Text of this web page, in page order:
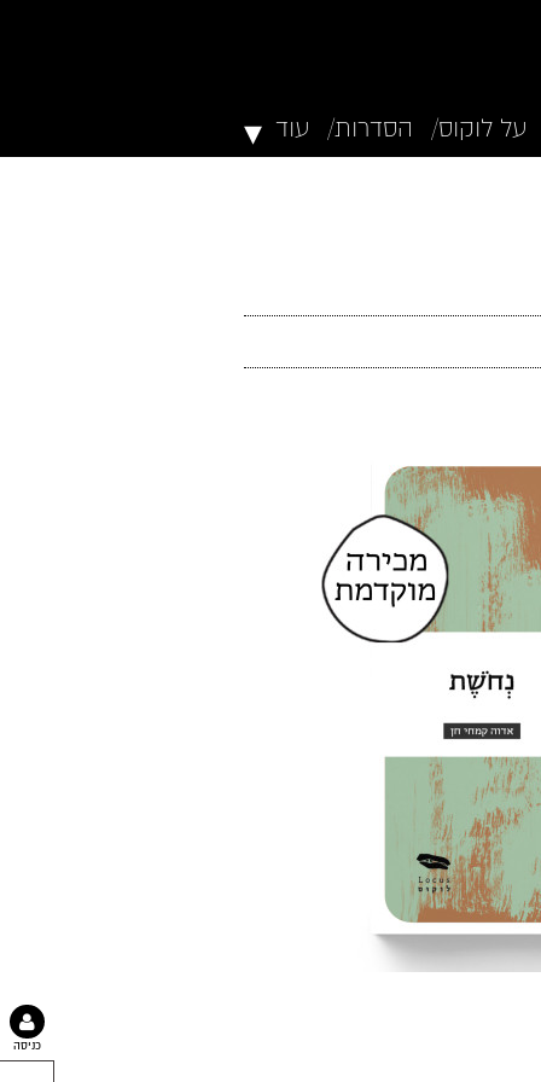
על לוקוס/ הסדרות/ עוד ▾
כניסה